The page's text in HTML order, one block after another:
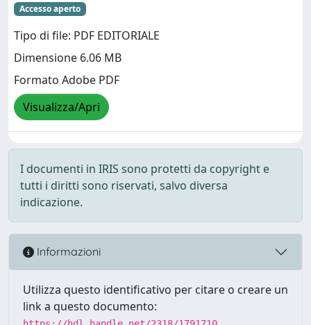
Accesso aperto
Tipo di file: PDF EDITORIALE
Dimensione 6.06 MB
Formato Adobe PDF
Visualizza/Apri
I documenti in IRIS sono protetti da copyright e
tutti i diritti sono riservati, salvo diversa
indicazione.
Informazioni
Utilizza questo identificativo per citare o creare un
link a questo documento: